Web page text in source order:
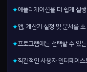
✦애플리케이션을 더 쉽게 실
✦앱, 계산기 설정 및 문서를
✦프로그램에는 선택할 수 있
✦직관적인 사용자 인터페이